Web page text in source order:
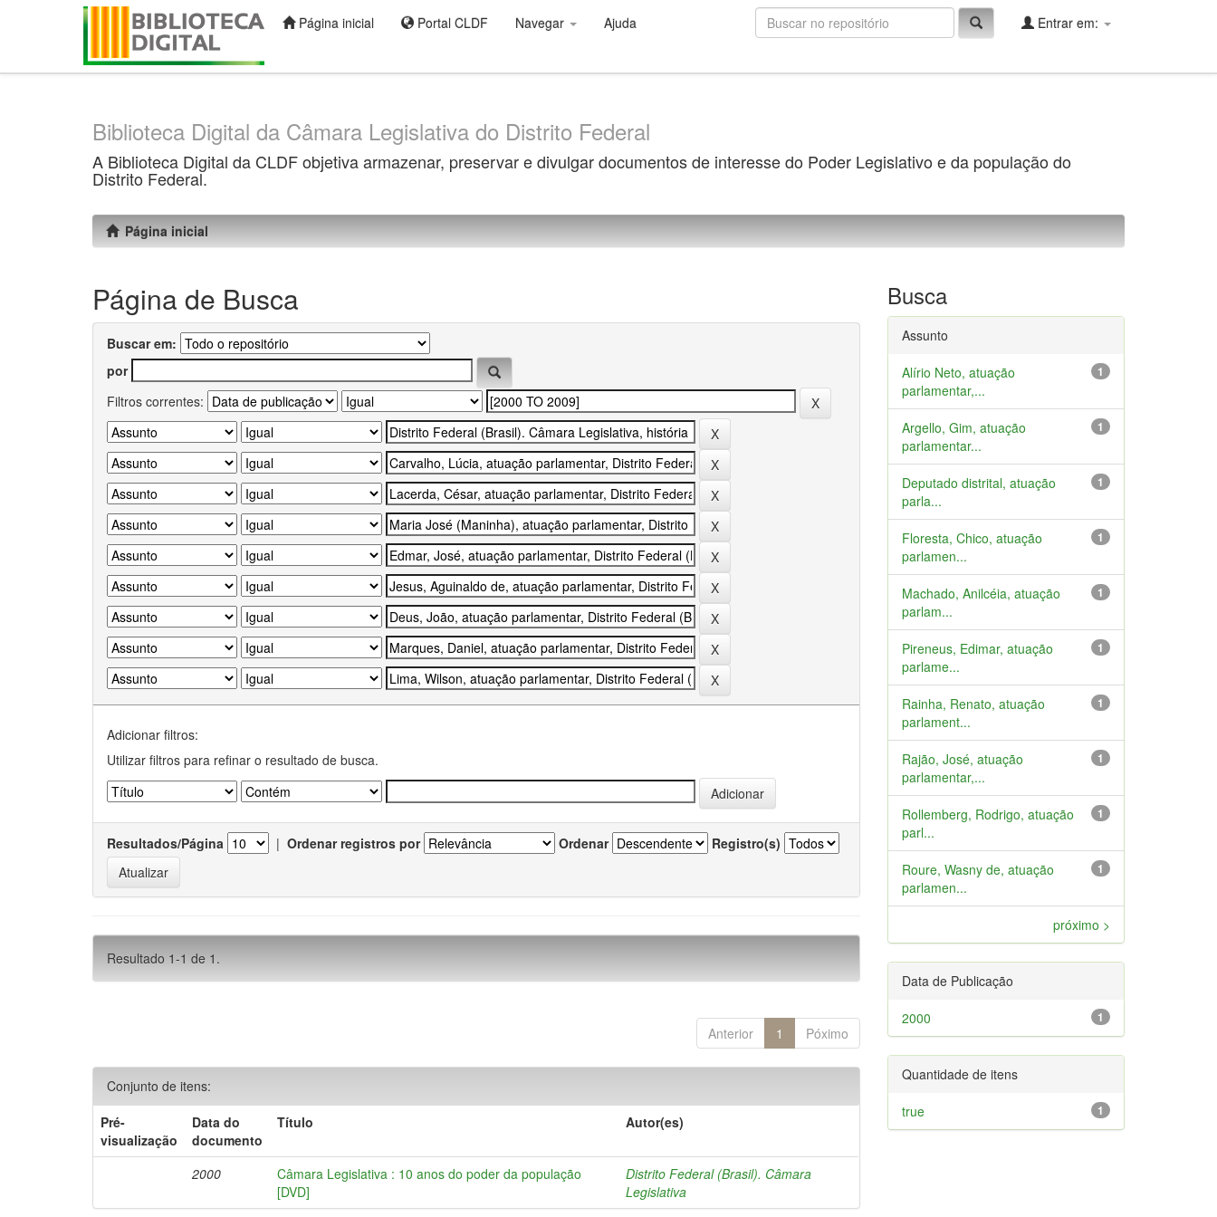
Página inicial Portal CLDF Navegar Ajuda Entrar em:
Biblioteca Digital da Câmara Legislativa do Distrito Federal
A Biblioteca Digital da CLDF objetiva armazenar, preservar e divulgar documentos de interesse do Poder Legislativo e da população do
Distrito Federal.
Página inicial
Página de Busca
Buscar em:
por
Filtros correntes:
Adicionar filtros:
Utilizar filtros para refinar o resultado de busca.
Resultados/Página | Ordenar registros por Ordenar Registro(s)
Resultado 1-1 de 1.
Anterior 1 Póximo
Conjunto de itens:
Pré-
visualização
Data do
documento
Título Autor(es)
2000
Câmara Legislativa : 10 anos do poder da população
[DVD]
Distrito Federal (Brasil). Câmara
Legislativa
Busca
Assunto
1
Alírio Neto, atuação
parlamentar,...
1
Argello, Gim, atuação
parlamentar...
1
Deputado distrital, atuação
parla...
1
Floresta, Chico, atuação
parlamen...
1
Machado, Anilcéia, atuação
parlam...
1
Pireneus, Edimar, atuação
parlame...
1
Rainha, Renato, atuação
parlament...
1
Rajão, José, atuação
parlamentar,...
1
Rollemberg, Rodrigo, atuação
parl...
1
Roure, Wasny de, atuação
parlamen...
próximo >
Data de Publicação
1
2000
Quantidade de itens
1
true